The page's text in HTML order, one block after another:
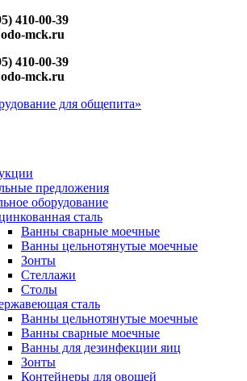
410-00-39
mck.ru
410-00-39
mck.ru
предложения
оборудование
сталь
Ванны сварные моечные
Ванны цельнотянутые моечные
Зонты
Стеллажи
Столы
сталь
Ванны цельнотянутые моечные
Ванны сварные моечные
Ванны для дезинфекции яиц
Зонты
Контейнеры для овощей